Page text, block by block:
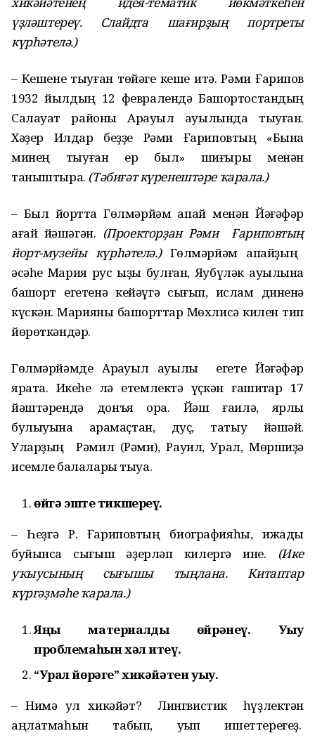
үҙләштереү. Слайдта шағирҙыңпортреты
күрһәтелә.)
– Кешене тыуған төйәге кеше итә. Рәми Ғарипов
1932 йылдың 12 февралендә Башҡортостандың
Салауат районы Арҡауыл ауылында тыуған.
Хәҙер Илдар беҙҙе Рәми Ғариповтың «Бына
минең тыуған ер был» шиғыры менән
таныштыра. (Тәбиғәт күренештәре ҡарала.)
– Был йортта Гөлмәрйәм апай менән Йәғәфәр
ағай йәшәгән. (Проекторҙан РәмиҒариповтың
йорт-музейы күрһәтелә.)Гөлмәрйәм апайҙың
әсәһе Мария рус ҡыҙы булған, Яубүләк ауылына
башҡорт егетенә кейәүгә сығып, ислам диненә
күскән. Марияны башҡорттар Мөхлисә килен тип
йөрөткәндәр.
Гөлмәрйәмде Арҡауыл ауылы егете Йәғәфәр
ярата. Икеһе лә етемлектә үҫкән ғашиҡтар 17
йәштәрендә донъя ҡора. Йәш ғаилә, ярлы
булыуына ҡарамаҫтан, дуҫ, татыу йәшәй.
Уларҙың Рәмил (Рәми), Рауил, Урал, Мөршиҙә
исемле балалары тыуа.
өйгә эште тикшереү.
– Һеҙгә Р. Ғариповтың биографияһы, ижады
буйынса сығыш әҙерләп килергә ине.
(Ике
уҡыусыныңсығышы тыңлана. Китаптар
күргәҙмәһеҡарала.)
Яңы материалды өйрәнеү. Уыу
проблемаһын хәл итеү.
“Урал йөрәге” хикәйәтен уыу.
– Нимә ул хикәйәт? Лингвистик һүҙлектән
аңлатмаһын табып, уҡып ишеттерегеҙ.